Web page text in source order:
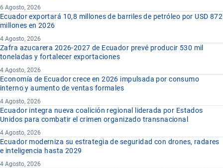
6 Agosto, 2026
Ecuador exportará 10,8 millones de barriles de petróleo por USD 872
millones en 2026
4 Agosto, 2026
Zafra azucarera 2026-2027 de Ecuador prevé producir 530 mil
toneladas y fortalecer exportaciones
4 Agosto, 2026
Economía de Ecuador crece en 2026 impulsada por consumo
interno y aumento de ventas formales
4 Agosto, 2026
Ecuador integra nueva coalición regional liderada por Estados
Unidos para combatir el crimen organizado transnacional
4 Agosto, 2026
Ecuador moderniza su estrategia de seguridad con drones, radares
e inteligencia hasta 2029
4 Agosto, 2026